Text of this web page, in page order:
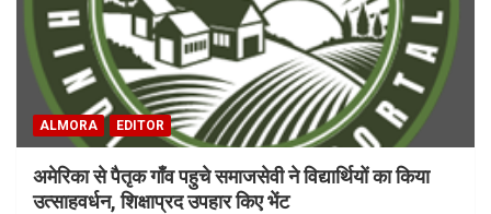
ALMORA EDITOR
अमेरिका से पैतृक गाँव पहुचे समाजसेवी ने विद्यार्थियों का किया
उत्साहवर्धन, शिक्षाप्रद उपहार किए भेंट